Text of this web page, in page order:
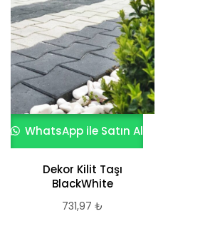
WhatsApp ile Satın Al
Dekor Kilit Taşı
BlackWhite
731,97 ₺